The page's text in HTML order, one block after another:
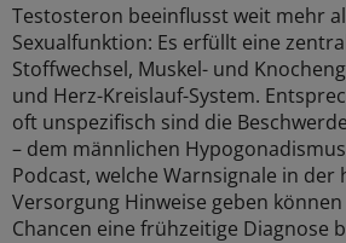
Testosteron beeinflusst weit mehr
Sexualfunktion: Es erfüllt eine
Stoffwechsel, Muskel- und
und Herz-Kreislauf-System.
oft unspezifisch sind die
– dem männlichen
Podcast, welche Warnsignale in der
Versorgung Hinweise geben
Chancen eine frühzeitige Diagnose